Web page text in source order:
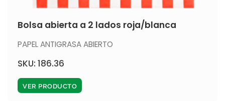
Bolsa abierta a 2 lados roja/blanca
PAPEL ANTIGRASA ABIERTO
SKU: 186.36
VER PRODUCTO